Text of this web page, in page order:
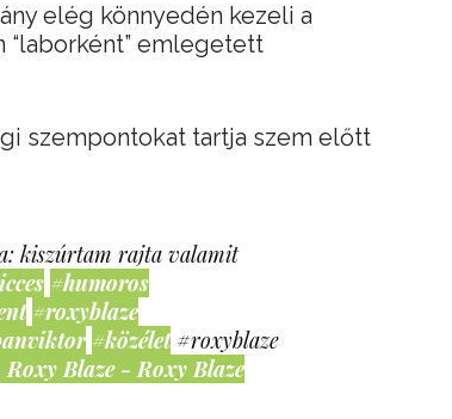
elég könnyedén kezeli a
“laborként” emlegetett
szempontokat tartja szem előtt
kiszúrtam rajta valamit
#humoros
#roxyblaze
#közélet #roxyblaze
Blaze - Roxy Blaze